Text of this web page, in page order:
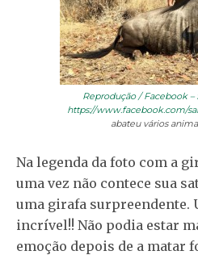
Reprodução / Facebook
https://www.facebook.com/
abateu vários
Na legenda da foto com a
uma vez não contece sua
uma girafa surpreendente.
incrível!! Não podia estar
emoção depois de a matar